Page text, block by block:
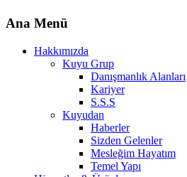
Ana Menü
Hakkımızda
Kuyu Grup
Danışmanlık Alanları
Kariyer
S.S.S
Kuyudan
Haberler
Sizden Gelenler
Mesleğim Hayatım
Temel Yapı